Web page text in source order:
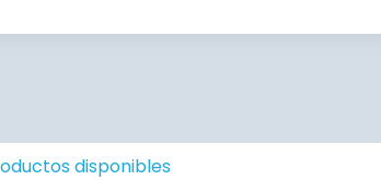
disponibles